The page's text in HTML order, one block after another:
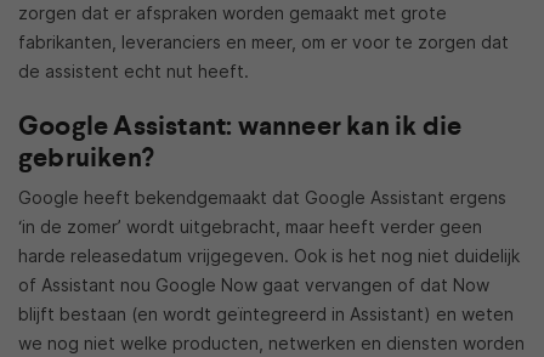
zorgen dat er afspraken worden gemaakt met grote
fabrikanten, leveranciers en meer, om er voor te zorgen dat
de assistent echt nut heeft.
Google Assistant: wanneer kan ik die
gebruiken?
Google heeft bekendgemaakt dat Google Assistant ergens
‘in de zomer’ wordt uitgebracht, maar heeft verder geen
harde releasedatum vrijgegeven. Ook is het nog niet duidelijk
of Assistant nou Google Now gaat vervangen of dat Now
blijft bestaan (en wordt geïntegreerd in Assistant) en weten
we nog niet welke producten, netwerken en diensten worden